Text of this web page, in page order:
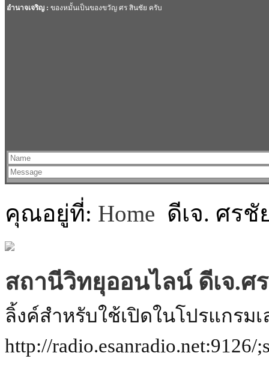
คุณอยู่ที่: Home ดีเจ. ศรชั
สถานีวิทยุออนไลน์ ดีเจ.ศ
ลิ้งค์สำหรับใช้เปิดในโปรแกรมเ
http://radio.esanradio.net:9126/